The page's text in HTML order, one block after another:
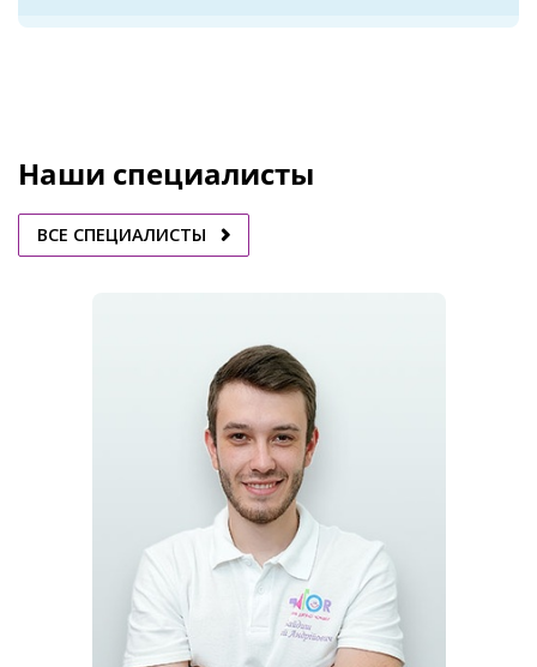
Наши специалисты
ВСЕ СПЕЦИАЛИСТЫ